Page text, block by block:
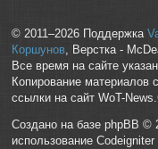
© 2011–2026 Поддержка
Коршунов, Верстка -
Все время на сайте
Копирование материалов
ссылки на сайт WoT-
Создано на базе phpBB ©
использование Codeigniter